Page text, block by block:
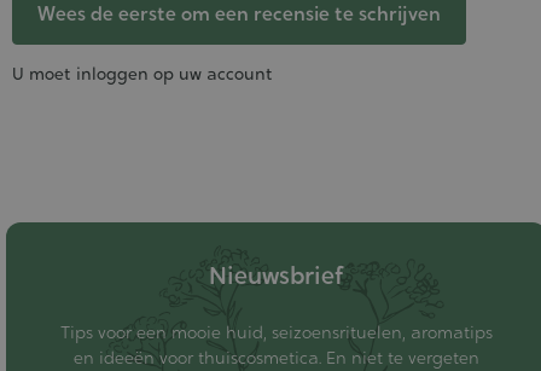
Wees de eerste om een recensie te schrijven
U moet inloggen op uw account
Nieuwsbrief
Tips voor een mooie huid, seizoensrituelen, aromatips
en ideeën voor thuiscosmetica. En niet te vergeten